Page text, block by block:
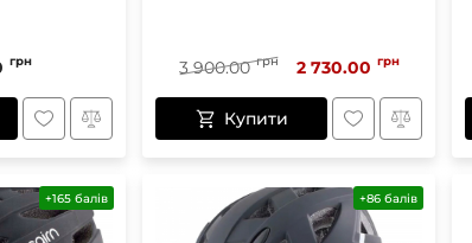
грн 3 900.00 грн 2 730.00 грн
Купити
+165 балів +86 балів